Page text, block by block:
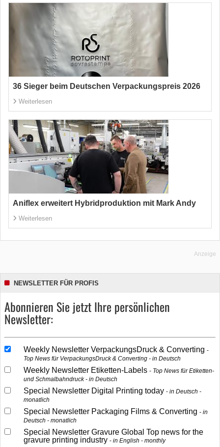
36 Sieger beim Deutschen Verpackungspreis 2026
Weiterlesen
Aniflex erweitert Hybridproduktion mit Mark Andy
Weiterlesen
Anzeige
NEWSLETTER FÜR PROFIS
Abonnieren Sie jetzt Ihre persönlichen
Newsletter:
Weekly Newsletter VerpackungsDruck & Converting
Top News für VerpackungsDruck & Converting - in Deutsch
Weekly Newsletter Etiketten-Labels
Top News für Etiketten-
und Schmalbahndruck - in Deutsch
Special Newsletter Digital Printing today
in Deutsch -
monatlich
Special Newsletter Packaging Films & Converting
in
Deutsch - monatlich
Special Newsletter Gravure Global Top news for the
gravure printing industry
in English - monthly